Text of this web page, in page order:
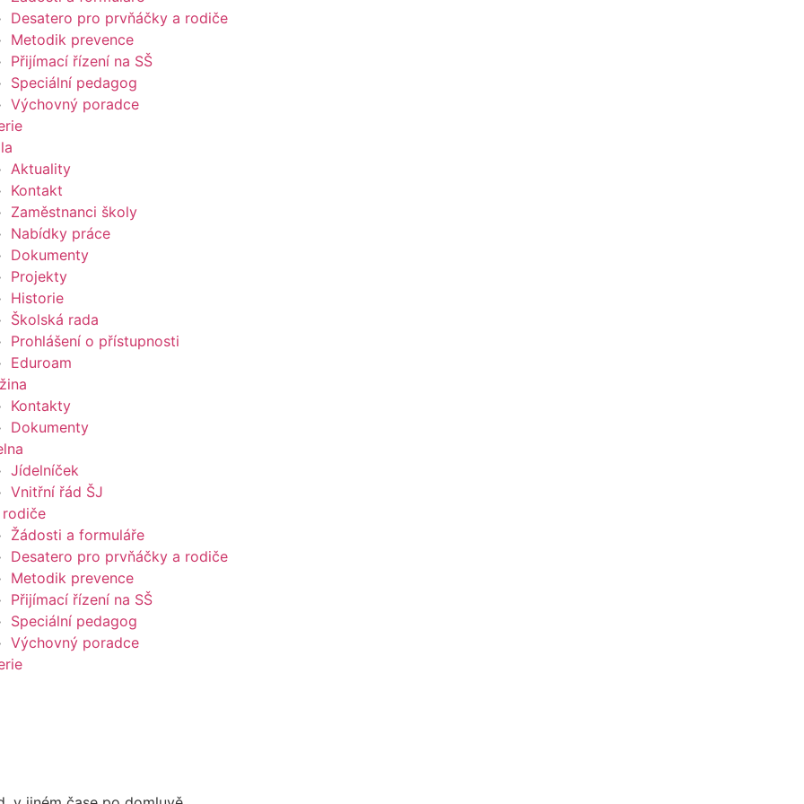
Desatero pro prvňáčky a rodiče
Metodik prevence
Přijímací řízení na SŠ
Speciální pedagog
Výchovný poradce
Aktuality
Kontakt
Zaměstnanci školy
Nabídky práce
Dokumenty
Projekty
Historie
Školská rada
Prohlášení o přístupnosti
Eduroam
Kontakty
Dokumenty
Jídelníček
Vnitřní řád ŠJ
rodiče
Žádosti a formuláře
Desatero pro prvňáčky a rodiče
Metodik prevence
Přijímací řízení na SŠ
Speciální pedagog
Výchovný poradce